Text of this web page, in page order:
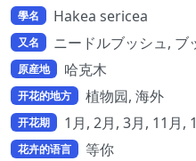
學名 Hakea sericea
又名 ニードルブッシュ, ブ
原産地 哈克木
开花的地方 植物园, 海外
开花期 1月, 2月, 3月, 11月,
花卉的语言 等你